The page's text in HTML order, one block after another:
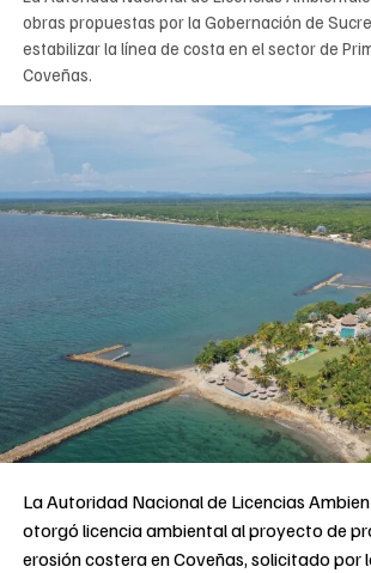
obras propuestas por la Gobernación de
estabilizar la línea de costa en el sector de
Coveñas.
La Autoridad Nacional de Licencias
otorgó licencia ambiental al proyecto de
erosión costera en Coveñas, solicitado por